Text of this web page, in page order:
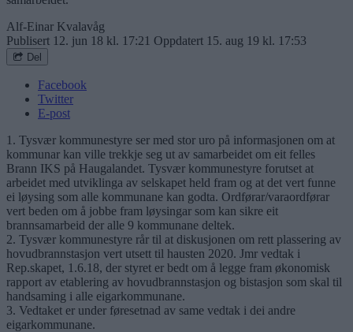
Alf-Einar Kvalavåg
Publisert 12. jun 18 kl. 17:21 Oppdatert 15. aug 19 kl. 17:53
Del
Facebook
Twitter
E-post
1. Tysvær kommunestyre ser med stor uro på informasjonen om at
kommunar kan ville trekkje seg ut av samarbeidet om eit felles
Brann IKS på Haugalandet. Tysvær kommunestyre forutset at
arbeidet med utviklinga av selskapet held fram og at det vert funne
ei løysing som alle kommunane kan godta. Ordførar/varaordførar
vert beden om å jobbe fram løysingar som kan sikre eit
brannsamarbeid der alle 9 kommunane deltek.
2. Tysvær kommunestyre rår til at diskusjonen om rett plassering av
hovudbrannstasjon vert utsett til hausten 2020. Jmr vedtak i
Rep.skapet, 1.6.18, der styret er bedt om å legge fram økonomisk
rapport av etablering av hovudbrannstasjon og bistasjon som skal til
handsaming i alle eigarkommunane.
3. Vedtaket er under føresetnad av same vedtak i dei andre
eigarkommunane.